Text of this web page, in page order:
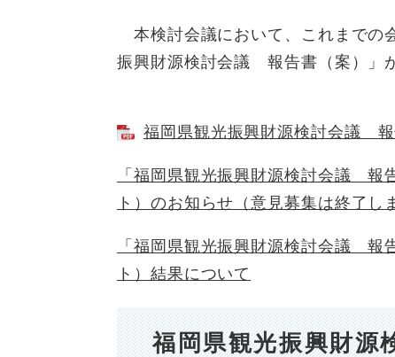
本検討会議において、これまでの
振興財源検討会議 報告書（案）」
福岡県観光振興財源検討会議
「福岡県観光振興財源検討会議 報
ト）のお知らせ（意見募集は終了し
「福岡県観光振興財源検討会議 報
ト）結果について
福岡県観光振興財